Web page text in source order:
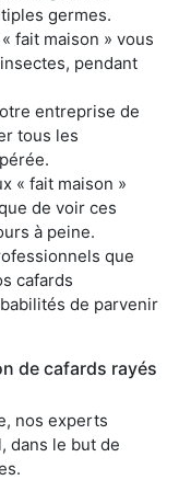
germes.
fait maison » vous
pendant
entreprise de
tous les
« fait maison »
de voir ces
à peine.
que
cafards
de parvenir
de cafards rayés
nos experts
dans le but de